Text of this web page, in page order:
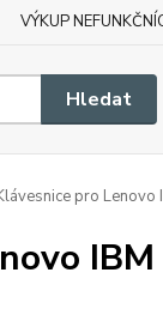
VÝKUP
Hledat
pro Lenovo